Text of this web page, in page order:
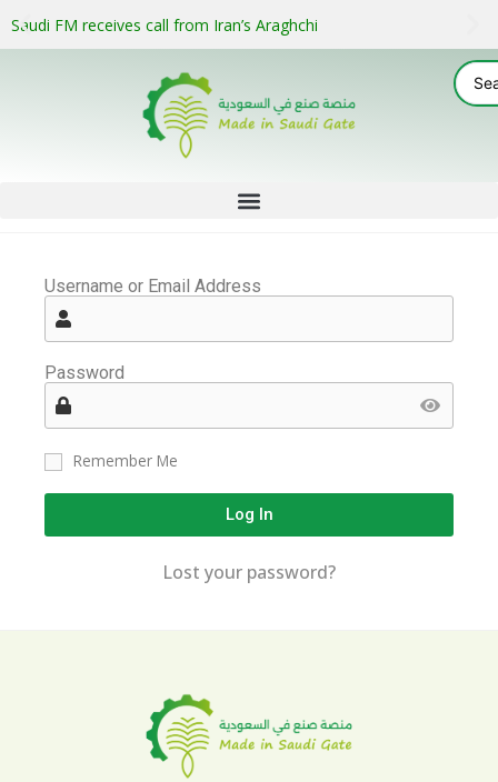
Saudi FM receives call from Iran’s Araghchi
Username or Email Address
Password
Remember Me
Log In
Lost your password?